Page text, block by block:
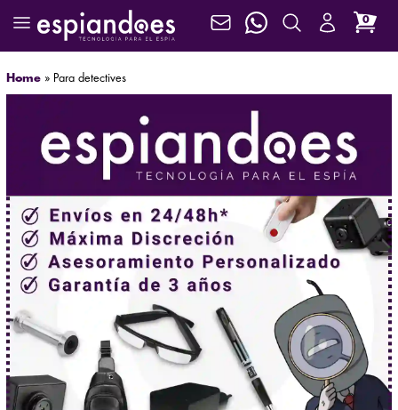
0
Home» Para detectives